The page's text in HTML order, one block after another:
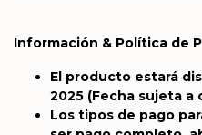
Información & Política de
El producto estará
2025 (Fecha sujeta a
Los tipos de pago